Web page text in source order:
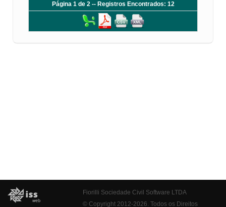
Página 1 de 2 -- Registros Encontrados: 12
Fiorilli Sociedade Civil Software LTDA
© Copyright 2012-2026. Todos os Direitos